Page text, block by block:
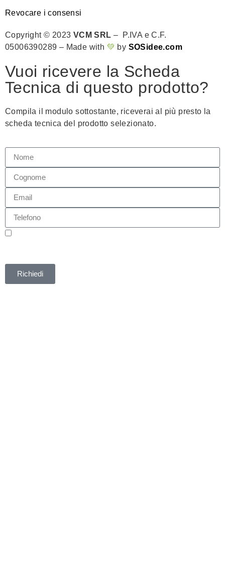
Revocare i consensi
Copyright © 2023 VCM SRL – P.IVA e C.F.
05006390289 – Made with 💚 by SOSidee.com
Vuoi ricevere la Scheda
Tecnica di questo prodotto?
Compila il modulo sottostante, riceverai al più presto la
scheda tecnica del prodotto selezionato.
Richiedi